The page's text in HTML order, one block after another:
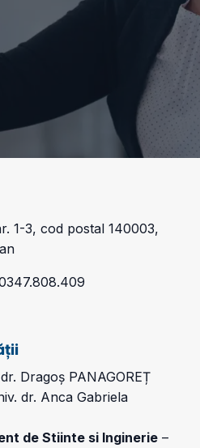
1-3, cod postal 140003,
Dragoș PANAGOREȚ
dr. Anca Gabriela
de Stiinte si Inginerie –